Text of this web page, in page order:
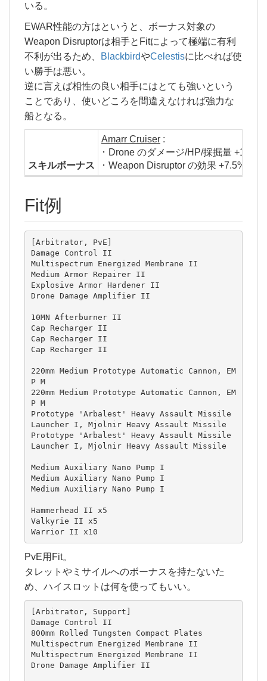
いる。
EWAR性能の方はというと、ボーナス対象の
Weapon Disruptorは相手とFitによって極端に有利
不利が出るため、
BlackbirdやCelestisに比べれば使
い勝手は悪い。
逆に言えば相性の良い相手にはとても強いという
ことであり、使いどころを間違えなければ強力な
船となる。
スキルボーナス
Amarr Cruiser :
･ Drone のダメージ/HP/採掘量 +10%/
･ Weapon Disruptor の効果 +7.5%/Lv
Fit例
[Arbitrator, PvE]
Damage Control II
Multispectrum Energized Membrane II
Medium Armor Repairer II
Explosive Armor Hardener II
Drone Damage Amplifier II
10MN Afterburner II
Cap Recharger II
Cap Recharger II
Cap Recharger II
220mm Medium Prototype Automatic Cannon, EM
P M
220mm Medium Prototype Automatic Cannon, EM
P M
Prototype 'Arbalest' Heavy Assault Missile
Launcher I, Mjolnir Heavy Assault Missile
Prototype 'Arbalest' Heavy Assault Missile
Launcher I, Mjolnir Heavy Assault Missile
Medium Auxiliary Nano Pump I
Medium Auxiliary Nano Pump I
Medium Auxiliary Nano Pump I
Hammerhead II x5
Valkyrie II x5
Warrior II x10
PvE用Fit。
タレットやミサイルへのボーナスを持たないた
め、ハイスロットは何を使ってもいい。
[Arbitrator, Support]
Damage Control II
800mm Rolled Tungsten Compact Plates
Multispectrum Energized Membrane II
Multispectrum Energized Membrane II
Drone Damage Amplifier II